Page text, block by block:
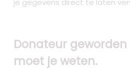
je gegevens direct te laten
Donateur
moet je weten.